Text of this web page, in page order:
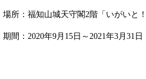
場所：福知山城天守閣2階「いがいと
期間：2020年9月15日～2021年3月31日